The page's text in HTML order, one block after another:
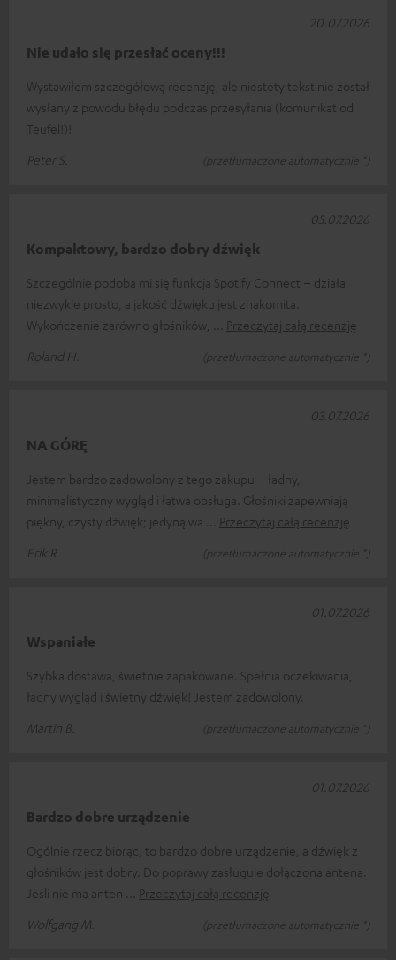
Nie udało się przesłać oceny!!!
Wystawiłem szczegółową recenzję, ale niestety tekst nie został
wysłany z powodu błędu podczas przesyłania (komunikat od
Teufel!)!
Peter S.
(przetłumaczone automatycznie *)
20.07.2026
Kompaktowy, bardzo dobry dźwięk
Szczególnie podoba mi się funkcja Spotify Connect – działa
niezwykle prosto, a jakość dźwięku jest znakomita.
Wykończenie zarówno głośników,
Przeczytaj całą recenzję
Roland H.
(przetłumaczone automatycznie *)
05.07.2026
NA GÓRĘ
Jestem bardzo zadowolony z tego zakupu – ładny,
minimalistyczny wygląd i łatwa obsługa. Głośniki zapewniają
piękny, czysty dźwięk; jedyną wa
Przeczytaj całą recenzję
Erik R.
(przetłumaczone automatycznie *)
03.07.2026
Wspaniałe
Szybka dostawa, świetnie zapakowane. Spełnia oczekiwania,
ładny wygląd i świetny dźwięk! Jestem zadowolony.
Martin B.
(przetłumaczone automatycznie *)
01.07.2026
Bardzo dobre urządzenie
Ogólnie rzecz biorąc, to bardzo dobre urządzenie, a dźwięk z
głośników jest dobry. Do poprawy zasługuje dołączona antena.
Jeśli nie ma anten
Przeczytaj całą recenzję
Wolfgang M.
(przetłumaczone automatycznie *)
01.07.2026